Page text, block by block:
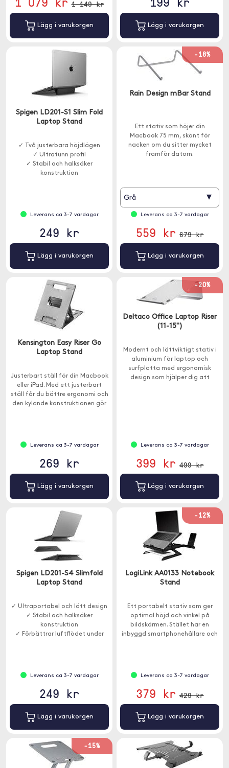
1 149 kr
Lägg i varukorgen Lägg i varukorgen
Spigen LD201-S1 Slim Fold
Laptop Stand
✓ Två justerbara höjdlägen
✓ Ultratunn profil
✓ Stabil och halksäker
konstruktion
Leverans ca 3-7 vardagar
249 kr
Lägg i varukorgen
-18%
Rain Design mBar Stand
Ett stativ som höjer din
Macbook 75 mm, skönt för
nacken om du sitter mycket
framför datorn.
Grå ▾
Leverans ca 3-7 vardagar
559 kr 679 kr
Lägg i varukorgen
Kensington Easy Riser Go
Laptop Stand
Justerbart ställ för din Macbook
eller iPad. Med ett justerbart
ställ får du bättre ergonomi och
den kylande konstruktionen gör
Leverans ca 3-7 vardagar
269 kr
Lägg i varukorgen
-20%
Deltaco Office Laptop Riser
(11-15")
Modernt och lättviktigt stativ i
aluminium för laptop och
surfplatta med ergonomisk
design som hjälper dig att
Leverans ca 3-7 vardagar
399 kr 499 kr
Lägg i varukorgen
Spigen LD201-S4 Slimfold
Laptop Stand
✓ Ultraportabel och lätt design
✓ Stabil och halksäker
konstruktion
✓ Förbättrar luftflödet under
Leverans ca 3-7 vardagar
249 kr
Lägg i varukorgen
-12%
LogiLink AA0133 Notebook
Stand
Ett portabelt stativ som ger
optimal höjd och vinkel på
bildskärmen. Stället har en
inbyggd smartphonehållare och
Leverans ca 3-7 vardagar
379 kr 429 kr
Lägg i varukorgen
-15%